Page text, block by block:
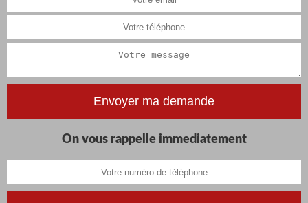
On vous rappelle immediatement